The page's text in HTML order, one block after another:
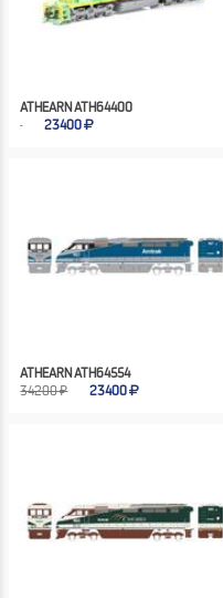
ATHEARN ATH64400
23400
ATHEARN ATH64554
34200 ₽
23400